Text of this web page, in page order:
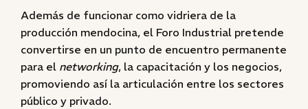
Además de funcionar como vidriera de la
producción mendocina, el Foro Industrial pretende
convertirse en un punto de encuentro permanente
para el networking, la capacitación y los negocios,
promoviendo así la articulación entre los sectores
público y privado.